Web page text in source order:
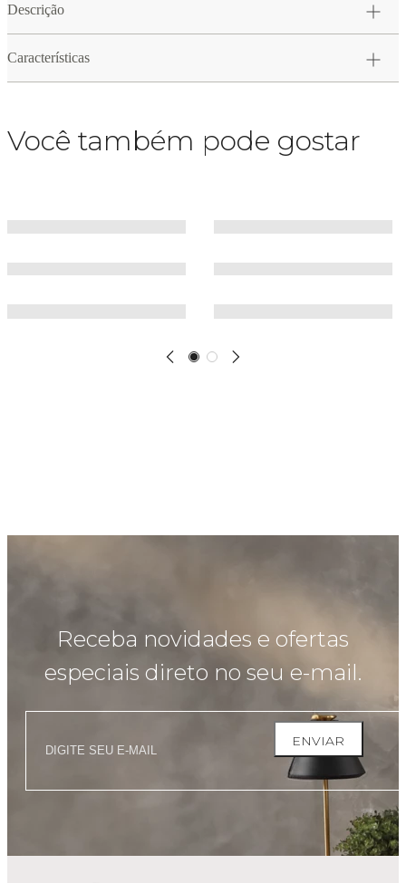
Descrição
Características
Você também pode gostar
Receba novidades e ofertas
especiais direto no seu e-mail.
ENVIAR